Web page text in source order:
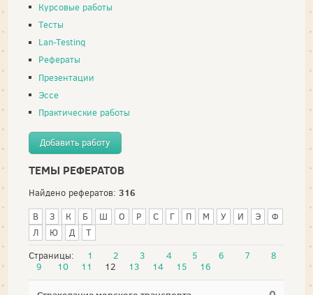
Курсовые работы
Тесты
Lan-Testing
Рефераты
Презентации
Эссе
Практические работы
Добавить работу
ТЕМЫ РЕФЕРАТОВ
Найдено рефератов: 316
В З К Б Ш О Р С Г П М У И Э
Ф
Л
Ю Д
Т
Страницы:
1 2 3 4 5 6 7
8
9
10 11 12 13 14 15 16